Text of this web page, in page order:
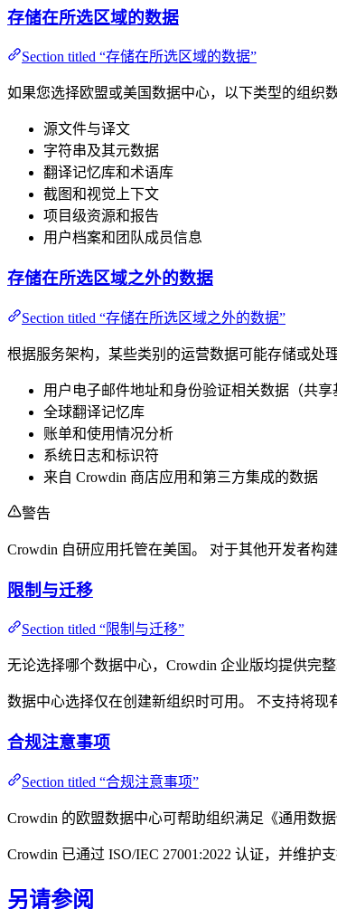
存储在所选区域的数据
Section titled “存储在所选区域的数据”
如果您选择欧盟或美国数据中心，以下类型的组织
源文件与译文
字符串及其元数据
翻译记忆库和术语库
截图和视觉上下文
项目级资源和报告
用户档案和团队成员信息
存储在所选区域之外的数据
Section titled “存储在所选区域之外的数据”
根据服务架构，某些类别的运营数据可能存储或处
用户电子邮件地址和身份验证相关数据（共享
全球翻译记忆库
账单和使用情况分析
系统日志和标识符
来自 Crowdin 商店应用和第三方集成的数据
警告
Crowdin 自研应用托管在美国。 对于其他开发者构
限制与迁移
Section titled “限制与迁移”
无论选择哪个数据中心，Crowdin 企业版均提供完
数据中心选择仅在创建新组织时可用。 不支持将现
合规注意事项
Section titled “合规注意事项”
Crowdin 的欧盟数据中心可帮助组织满足《通用数
Crowdin 已通过 ISO/IEC 27001:2022 认证，并维护
另请参阅